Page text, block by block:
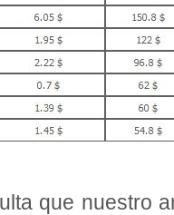
que nuestro